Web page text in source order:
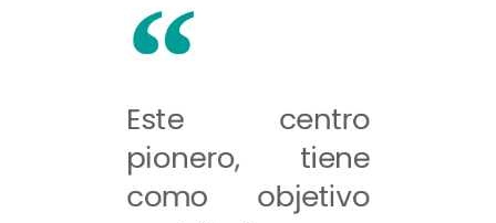
Este centro
pionero, tiene
como objetivo